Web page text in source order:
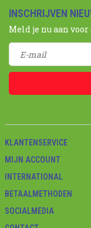
INSCHRIJVEN
Meld je nu aan
KLANTENSERVICE
MIJN ACCOUNT
INTERNATIONAL
BETAALMETHODEN
SOCIALMEDIA